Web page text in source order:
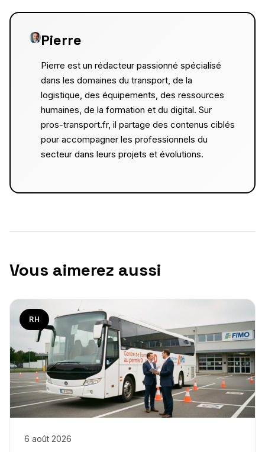
Pierre
Pierre est un rédacteur passionné spécialisé
dans les domaines du transport, de la
logistique, des équipements, des ressources
humaines, de la formation et du digital. Sur
pros-transport.fr, il partage des contenus ciblés
pour accompagner les professionnels du
secteur dans leurs projets et évolutions.
Vous aimerez aussi
RH
6 août 2026